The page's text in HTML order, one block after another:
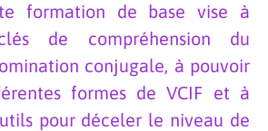
formation de base vise à
de compréhension du
conjugale, à pouvoir
formes de VCIF et à
pour déceler le niveau de